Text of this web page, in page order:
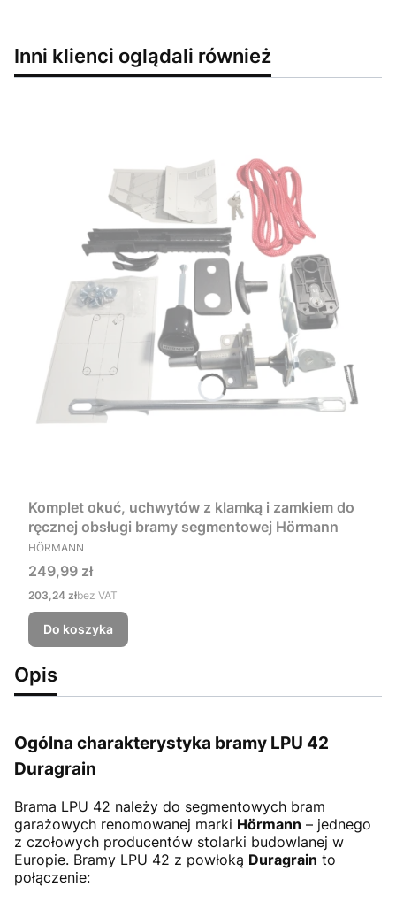
Inni klienci oglądali również
Komplet okuć, uchwytów z klamką i zamkiem do
ręcznej obsługi bramy segmentowej Hörmann
PRODUCENT
HÖRMANN
Cena
249,99 zł
Cena
203,24 złbez VAT
Do koszyka
Opis
Ogólna charakterystyka bramy LPU 42
Duragrain
Brama LPU 42 należy do segmentowych bram
garażowych renomowanej marki Hörmann – jednego
z czołowych producentów stolarki budowlanej w
Europie. Bramy LPU 42 z powłoką Duragrain to
połączenie: